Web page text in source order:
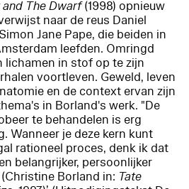
and The Dwarf(1998) opnieuw
naar de reus Daniel
Jane Pape, die beiden in
leefden. Omringd
lichamen in stof op te zijn
voortleven. Geweld, leven
en de context ervan zijn
in Borland's werk. "De
te behandelen is erg
Wanneer je deze kern kunt
rationeel proces, denk ik dat
belangrijker, persoonlijker
Borland in: Tate